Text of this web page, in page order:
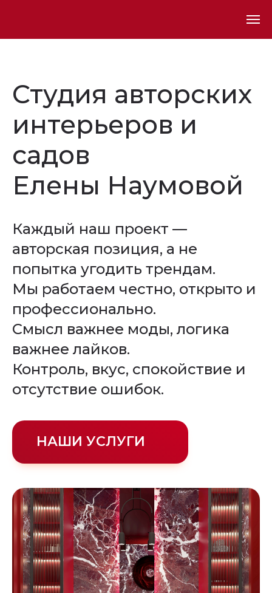
Студия авторских
интерьеров и
садов
Елены Наумовой
Каждый наш проект —
авторская позиция, а не
попытка угодить трендам.
Мы работаем честно, открыто и
профессионально.
Смысл важнее моды, логика
важнее лайков.
Контроль, вкус, спокойствие и
отсутствие ошибок.
НАШИ УСЛУГИ